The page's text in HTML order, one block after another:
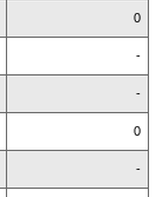
0
-
-
0
-